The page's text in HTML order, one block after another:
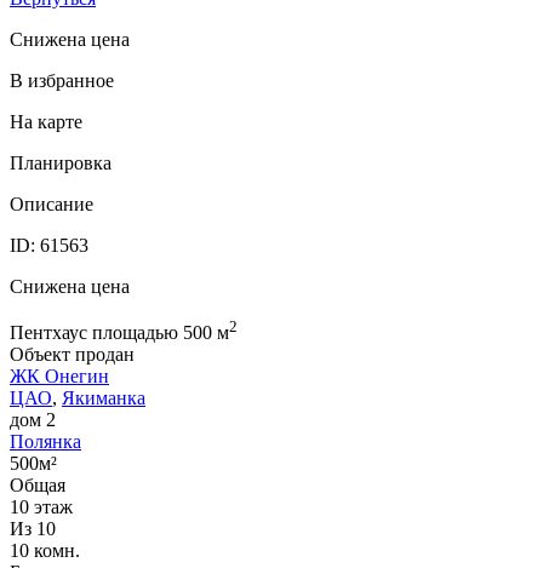
Снижена цена
В избранное
На карте
Планировка
Описание
ID: 61563
Снижена цена
Пентхаус площадью 500 м2
Объект продан
ЖК Онегин
ЦАО, Якиманка
дом 2
Полянка
500м²
Общая
10 этаж
Из 10
10 комн.